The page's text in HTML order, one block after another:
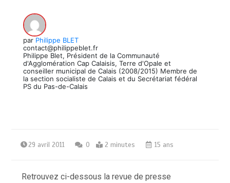
par Philippe BLET
contact@philippeblet.fr
Philippe Blet, Président de la Communauté
d'Agglomération Cap Calaisis, Terre d'Opale et
conseiller municipal de Calais (2008/2015) Membre de
la section socialiste de Calais et du Secrétariat fédéral
PS du Pas-de-Calais
29 avril 2011 0 2 minutes 15 ans
Retrouvez ci-dessous la revue de presse